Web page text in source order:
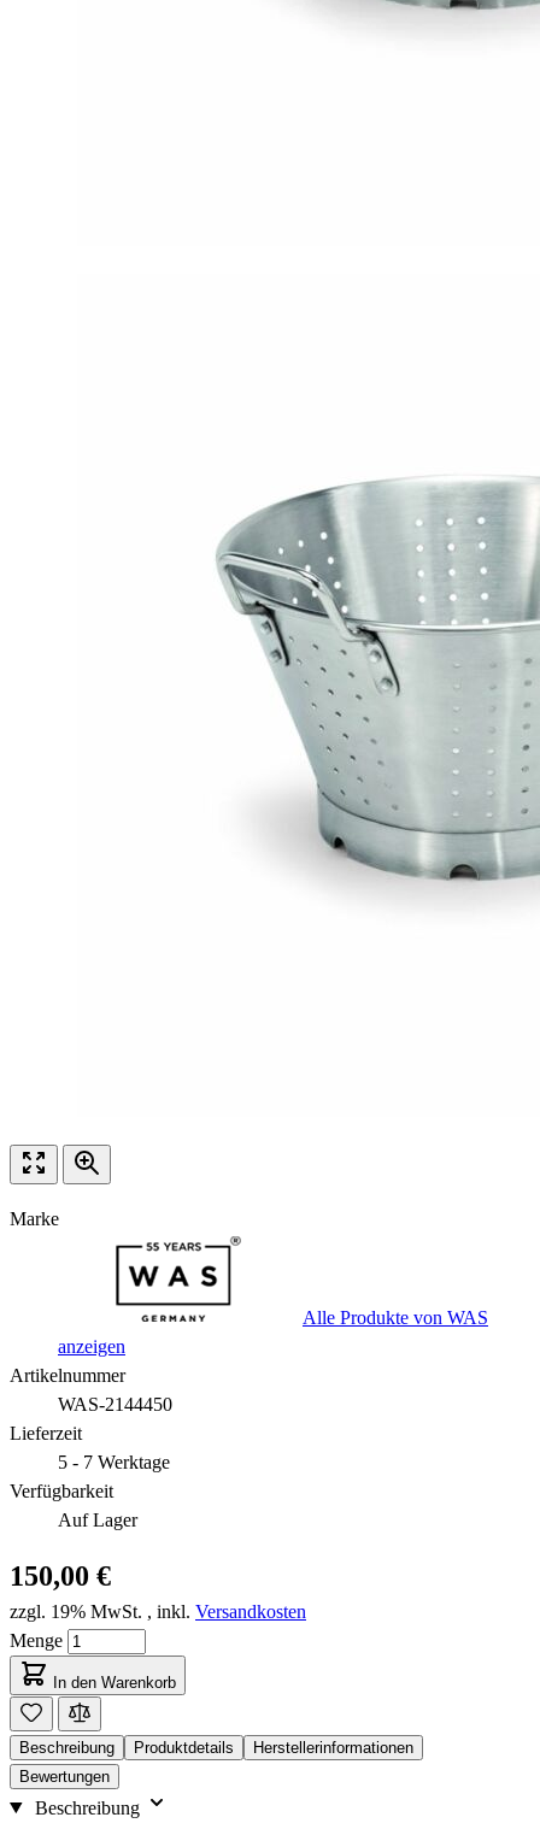
Marke
Alle Produkte von WAS
anzeigen
Artikelnummer
WAS-2144450
Lieferzeit
5 - 7 Werktage
Verfügbarkeit
Auf Lager
150,00 €
zzgl. 19% MwSt. , inkl. Versandkosten
Menge
In den Warenkorb
Beschreibung Produktdetails
Herstellerinformationen
Bewertungen
Beschreibung